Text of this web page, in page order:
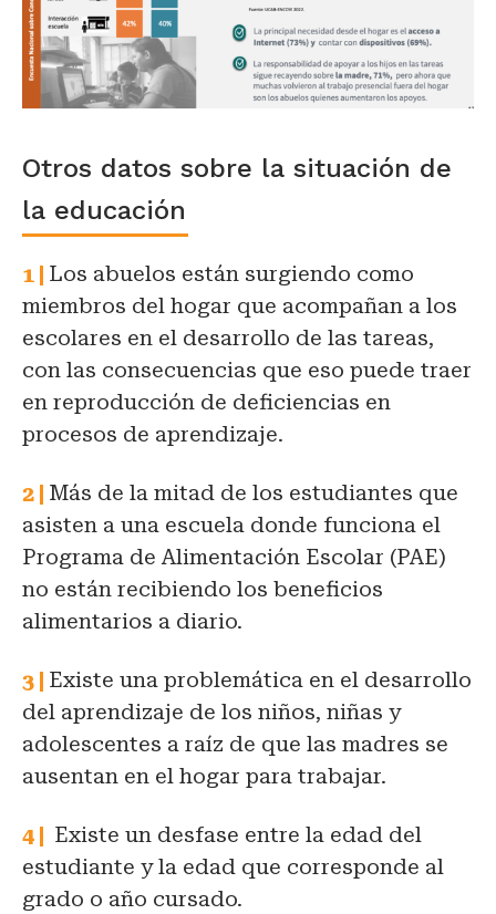
Otros datos sobre la situación de
la educación
Los abuelos están surgiendo como
miembros del hogar que acompañan a los
escolares en el desarrollo de las tareas,
con las consecuencias que eso puede traer
en reproducción de deficiencias en
procesos de aprendizaje.
Más de la mitad de los estudiantes que
asisten a una escuela donde funciona el
Programa de Alimentación Escolar (PAE)
no están recibiendo los beneficios
alimentarios a diario.
Existe una problemática en el desarrollo
del aprendizaje de los niños, niñas y
adolescentes a raíz de que las madres se
ausentan en el hogar para trabajar.
Existe un desfase entre la edad del
estudiante y la edad que corresponde al
grado o año cursado.